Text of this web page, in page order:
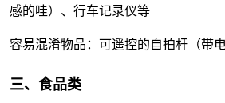
感的哇）、行车记录仪等
容易混淆物品：可遥控的自拍杆（带
三、食品类